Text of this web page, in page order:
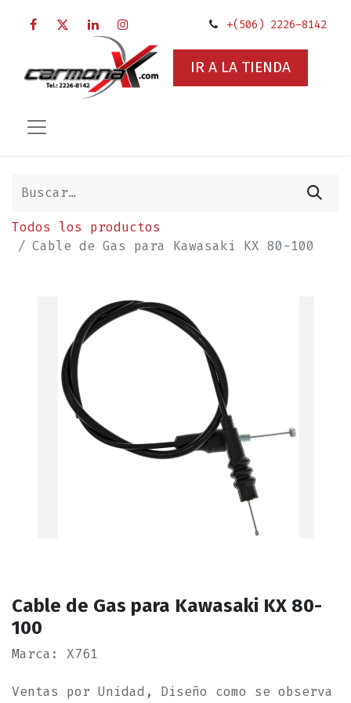
+(506) 2226-8142
IR A LA TIENDA
Todos los productos
Cable de Gas para Kawasaki KX 80-100
Cable de Gas para Kawasaki KX 80-
100
Marca: X761
Ventas por Unidad, Diseño como se observa